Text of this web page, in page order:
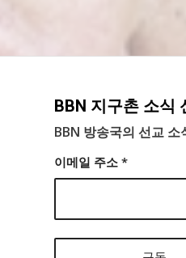
BBN 지구촌 소식
BBN 방송국의 선교 소
이메일 주소 *